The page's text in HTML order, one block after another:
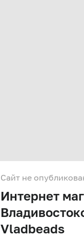
Сайт не
Интернет
Vladbeads